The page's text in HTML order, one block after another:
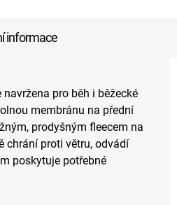
informace
pro běh i běžecké
membránu na přední
prodyšným fleecem na
chrání proti větru, odvádí
poskytuje potřebné